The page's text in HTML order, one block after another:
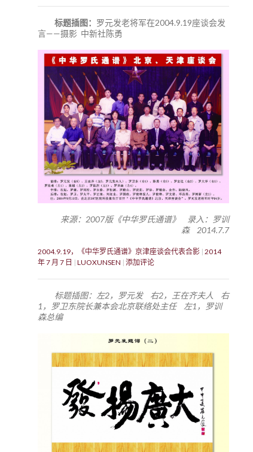
标题插图： 罗元发老将军在2004.9.19座谈会发
言——摄影 中新社陈勇
来源：2007版《中华罗氏通谱》 录入：罗训
森 2014.7.7
2004.9.19，《中华罗氏通谱》京津座谈会代表合影 2014
年 7 月 7 日
LUOXUNSEN 添加评论
标题插图：左2，罗元发 右2，王在齐夫人 右
1，罗卫东院长兼本会北京联络处主任 左1，罗训
森总编